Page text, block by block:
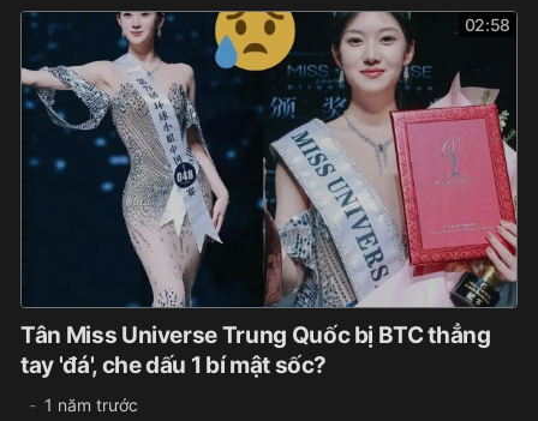
02:58
Tân Miss Universe Trung Quốc bị BTC thẳng
tay 'đá', che dấu 1 bí mật sốc?
1 năm trước